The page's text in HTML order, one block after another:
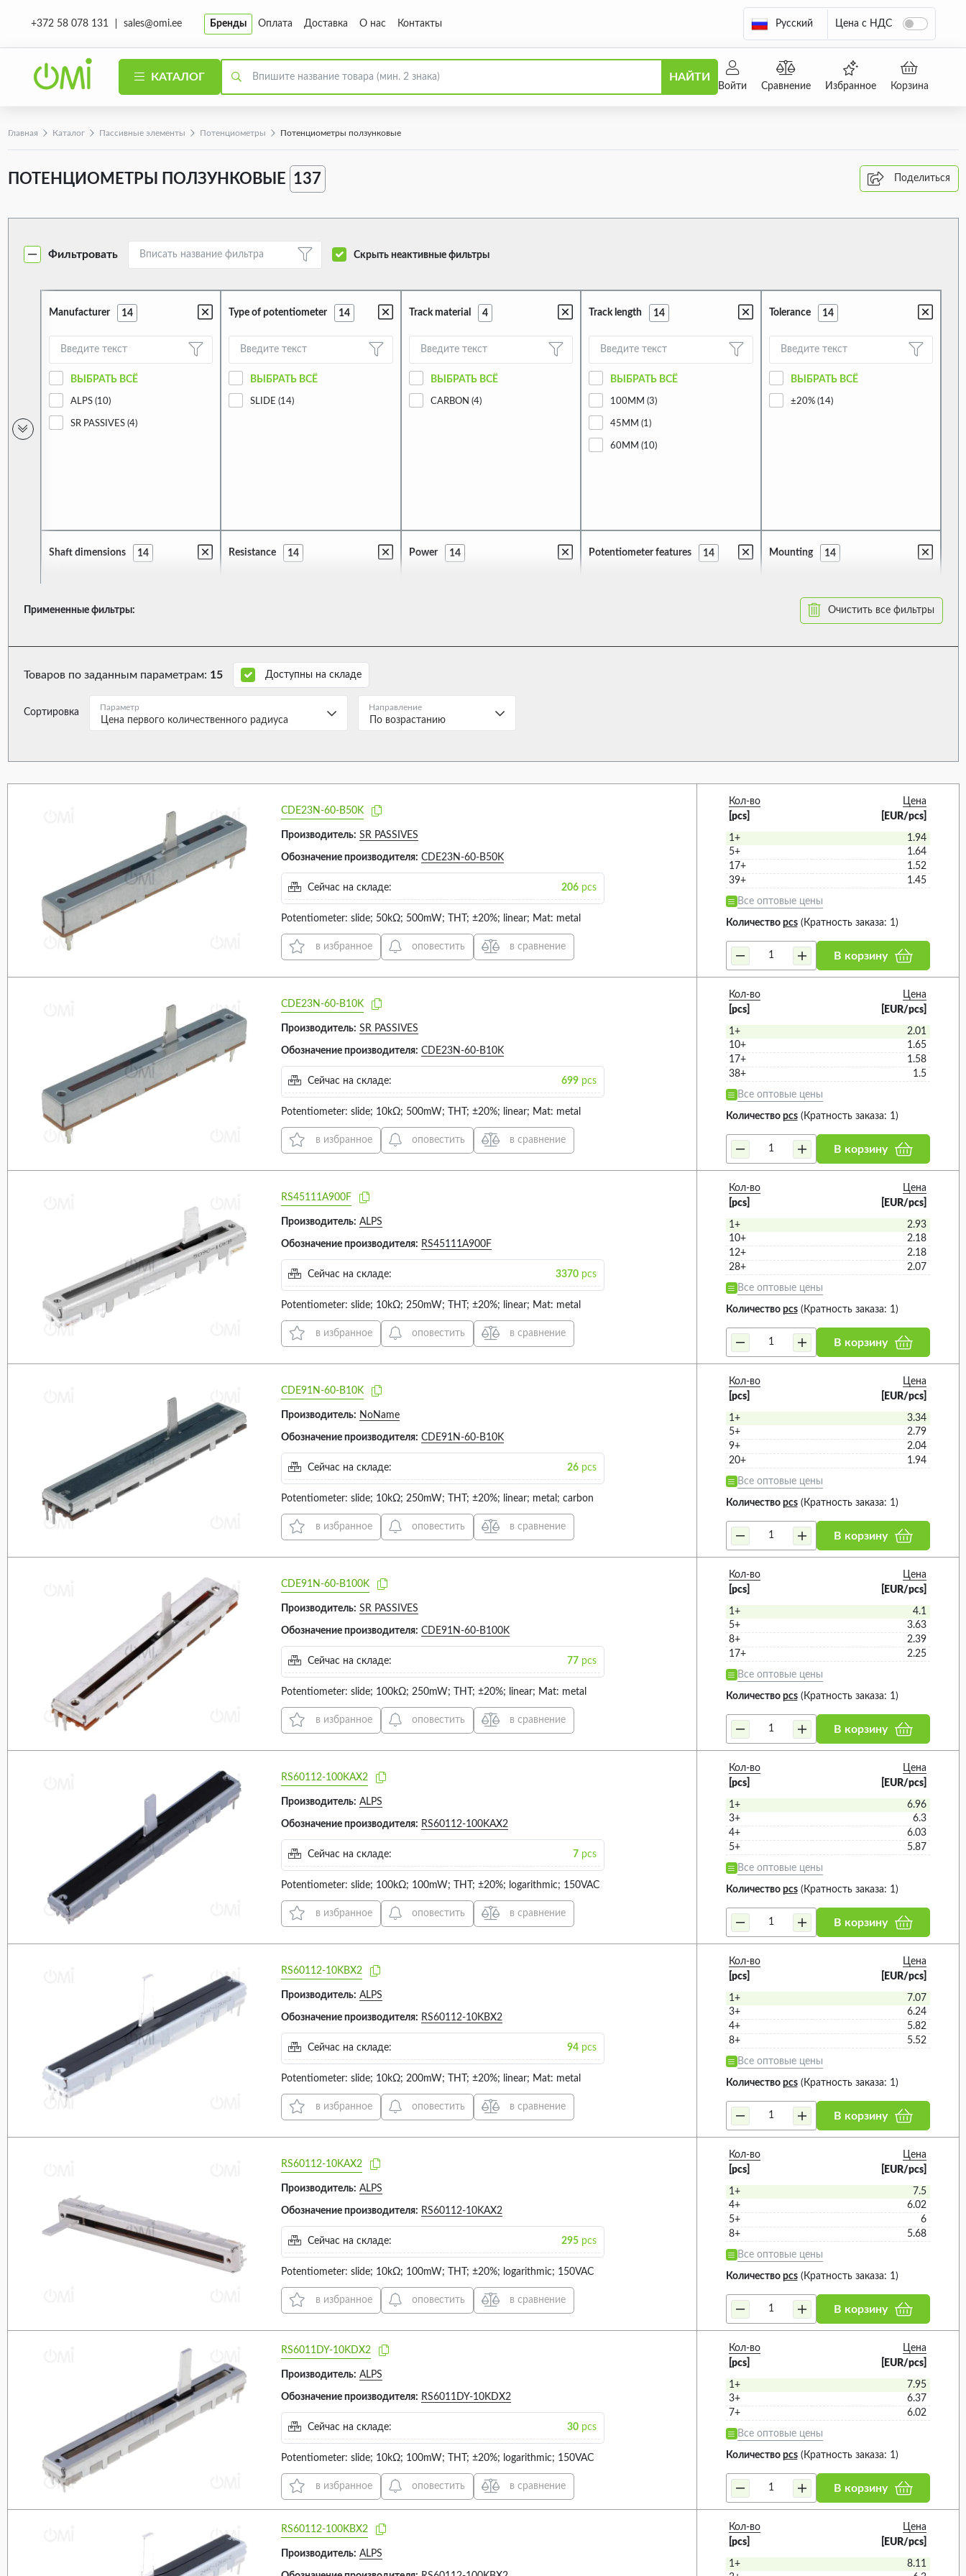
+372 58 078 131 sales@omi.ee Бренды Оплата Доставка О нас Контакты Русский Цена с НДС
КАТАЛОГ НАЙТИ
Войти Сравнение Избранное Корзина
Главная Каталог Пассивные элементы Потенциометры Потенциометры ползунковые
ПОТЕНЦИОМЕТРЫ ПОЛЗУНКОВЫЕ 137 Поделиться
Фильтровать Скрыть неактивные фильтры
Manufacturer 14
ВЫБРАТЬ ВСЁ
ALPS (10)
SR PASSIVES (4)
Type of potentiometer 14
ВЫБРАТЬ ВСЁ
SLIDE (14)
Track material 4
ВЫБРАТЬ ВСЁ
CARBON (4)
Track length 14
ВЫБРАТЬ ВСЁ
100MM (3)
45MM (1)
60MM (10)
Tolerance 14
ВЫБРАТЬ ВСЁ
±20% (14)
Shaft dimensions 14 Resistance 14
10KΩ (10)
50KΩ (1)
Power 14
0.5W (4)
Potentiometer features 14 Mounting 14
ВЫБРАТЬ ВСЁ
ВЫБРАТЬ ВСЁ
10V DC (10)
150V AC (7)
200V (2)
200V AC (3)
ВЫБРАТЬ ВСЁ
LINEAR (9)
LOGARITHMIC (5)
ВЫБРАТЬ ВСЁ
Примененные фильтры: Очистить все фильтры
Товаров по заданным параметрам: 15 Доступны на складе
Сортировка
Цена первого количественного радиуса
Параметр
По возрастанию
Направление
CDE23N-60-B50K
Производитель: SR PASSIVES
Обозначение производителя: CDE23N-60-B50K
Сейчас на складе: 206pcs
Potentiometer: slide; 50kΩ; 500mW; THT; ±20%; linear; Mat: metal
в избранное оповестить в сравнение
Кол-во
[pcs]
Цена
[EUR/pcs]
1+
1.94
5+
1.64
17+
1.52
39+
1.45
Все оптовые цены
Количество pcs(Кратность заказа: 1)
В корзину
CDE23N-60-B10K
Производитель: SR PASSIVES
Обозначение производителя: CDE23N-60-B10K
Сейчас на складе: 699pcs
Potentiometer: slide; 10kΩ; 500mW; THT; ±20%; linear; Mat: metal
в избранное оповестить в сравнение
Кол-во
[pcs]
Цена
[EUR/pcs]
1+
2.01
10+
1.65
17+
1.58
38+
1.5
Все оптовые цены
Количество pcs(Кратность заказа: 1)
В корзину
RS45111A900F
Производитель: ALPS
Обозначение производителя: RS45111A900F
Сейчас на складе: 3370pcs
Potentiometer: slide; 10kΩ; 250mW; THT; ±20%; linear; Mat: metal
в избранное оповестить в сравнение
Кол-во
[pcs]
Цена
[EUR/pcs]
1+
2.93
10+
2.18
12+
2.18
28+
2.07
Все оптовые цены
Количество pcs(Кратность заказа: 1)
В корзину
CDE91N-60-B10K
Производитель: NoName
Обозначение производителя: CDE91N-60-B10K
Сейчас на складе: 26pcs
Potentiometer: slide; 10kΩ; 250mW; THT; ±20%; linear; metal; carbon
в избранное оповестить в сравнение
Кол-во
[pcs]
Цена
[EUR/pcs]
1+
3.34
5+
2.79
9+
2.04
20+
1.94
Все оптовые цены
Количество pcs(Кратность заказа: 1)
В корзину
CDE91N-60-B100K
Производитель: SR PASSIVES
Обозначение производителя: CDE91N-60-B100K
Сейчас на складе: 77pcs
Potentiometer: slide; 100kΩ; 250mW; THT; ±20%; linear; Mat: metal
в избранное оповестить в сравнение
Кол-во
[pcs]
Цена
[EUR/pcs]
1+
4.1
5+
3.63
8+
2.39
17+
2.25
Все оптовые цены
Количество pcs(Кратность заказа: 1)
В корзину
RS60112-100KAX2
Производитель: ALPS
Обозначение производителя: RS60112-100KAX2
Сейчас на складе: 7pcs
Potentiometer: slide; 100kΩ; 100mW; THT; ±20%; logarithmic; 150VAC
в избранное оповестить в сравнение
Кол-во
[pcs]
Цена
[EUR/pcs]
1+
6.96
3+
6.3
4+
6.03
5+
5.87
Все оптовые цены
Количество pcs(Кратность заказа: 1)
В корзину
RS60112-10KBX2
Производитель: ALPS
Обозначение производителя: RS60112-10KBX2
Сейчас на складе: 94pcs
Potentiometer: slide; 10kΩ; 200mW; THT; ±20%; linear; Mat: metal
в избранное оповестить в сравнение
Кол-во
[pcs]
Цена
[EUR/pcs]
1+
7.07
3+
6.24
4+
5.82
8+
5.52
Все оптовые цены
Количество pcs(Кратность заказа: 1)
В корзину
RS60112-10KAX2
Производитель: ALPS
Обозначение производителя: RS60112-10KAX2
Сейчас на складе: 295pcs
Potentiometer: slide; 10kΩ; 100mW; THT; ±20%; logarithmic; 150VAC
в избранное оповестить в сравнение
Кол-во
[pcs]
Цена
[EUR/pcs]
1+
7.5
4+
6.02
5+
6
8+
5.68
Все оптовые цены
Количество pcs(Кратность заказа: 1)
В корзину
RS6011DY-10KDX2
Производитель: ALPS
Обозначение производителя: RS6011DY-10KDX2
Сейчас на складе: 30pcs
Potentiometer: slide; 10kΩ; 100mW; THT; ±20%; logarithmic; 150VAC
в избранное оповестить в сравнение
Кол-во
[pcs]
Цена
[EUR/pcs]
1+
7.95
3+
6.37
7+
6.02
Все оптовые цены
Количество pcs(Кратность заказа: 1)
В корзину
RS60112-100KBX2
Производитель: ALPS
Кол-во
[pcs]
Цена
[EUR/pcs]
1+
8.11